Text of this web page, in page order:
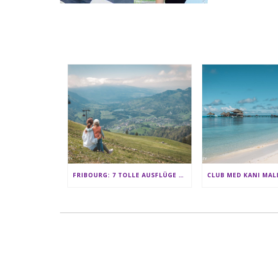
FRIBOURG: 7 TOLLE AUSFLÜGE FÜR FAMILIEN VON CHARMEY BIS LES PACCOTS